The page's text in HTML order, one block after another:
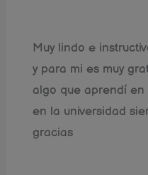
Muy lindo e
y para mi es muy
algo que aprendí en
en la universidad
gracias